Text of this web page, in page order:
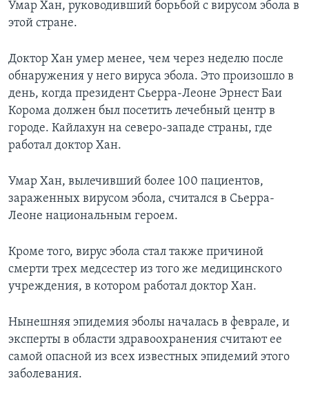
Умар Хан, руководивший борьбой с вирусом эбола в
этой стране.
Доктор Хан умер менее, чем через неделю после
обнаружения у него вируса эбола. Это произошло в
день, когда президент Сьерра-Леоне Эрнест Баи
Корома должен был посетить лечебный центр в
городе. Кайлахун на северо-западе страны, где
работал доктор Хан.
Умар Хан, вылечивший более 100 пациентов,
зараженных вирусом эбола, считался в Сьерра-
Леоне национальным героем.
Кроме того, вирус эбола стал также причиной
смерти трех медсестер из того же медицинского
учреждения, в котором работал доктор Хан.
Нынешняя эпидемия эболы началась в феврале, и
эксперты в области здравоохранения считают ее
самой опасной из всех известных эпидемий этого
заболевания.